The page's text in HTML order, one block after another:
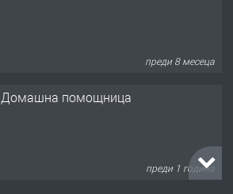
преди 8 месеца
Домашна помощница
преди 1 година